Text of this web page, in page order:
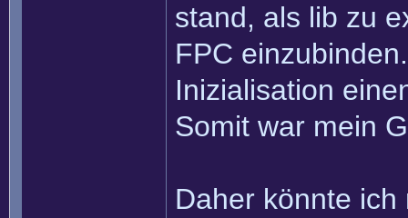
stand, als lib zu
FPC
Inizialisation
Somit war mein
Daher könnte